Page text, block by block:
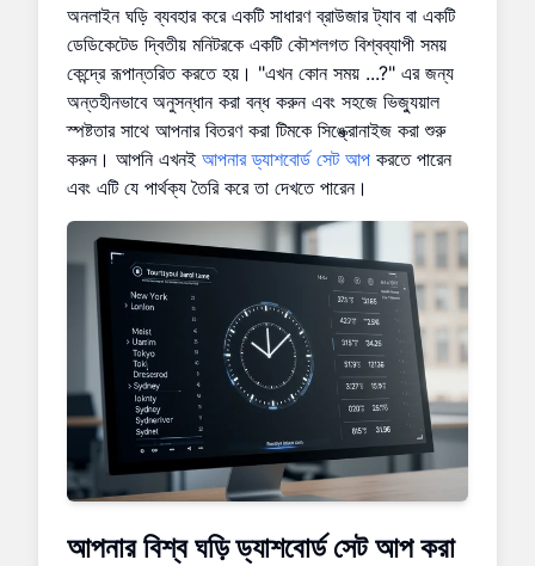
অনলাইন ঘড়ি ব্যবহার করে একটি সাধারণ ব্রাউজার ট্যাব বা একটি
ডেডিকেটেড দ্বিতীয় মনিটরকে একটি কৌশলগত বিশ্বব্যাপী সময়
কেন্দ্রে রূপান্তরিত করতে হয়। "এখন কোন সময় ...?" এর জন্য
অন্তহীনভাবে অনুসন্ধান করা বন্ধ করুন এবং সহজে ভিজ্যুয়াল
স্পষ্টতার সাথে আপনার বিতরণ করা টিমকে সিঙ্ক্রোনাইজ করা শুরু
করুন। আপনি এখনই আপনার ড্যাশবোর্ড সেট আপ করতে পারেন
এবং এটি যে পার্থক্য তৈরি করে তা দেখতে পারেন।
আপনারবিশ্ব ঘড়ি ড্যাশবোর্ডসেট আপ করা